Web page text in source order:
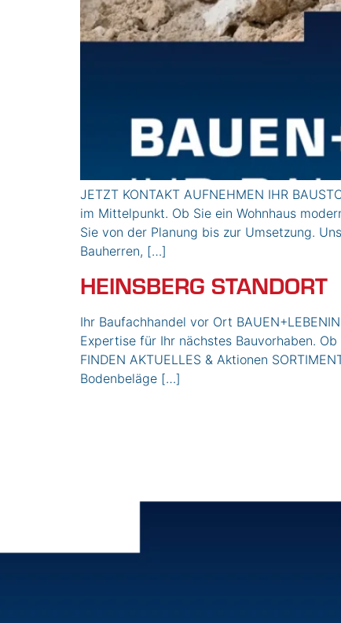
JETZT KONTAKT AUFNEHMEN IHR
im Mittelpunkt. Ob Sie ein Wohnhaus
Sie von der Planung bis zur Umsetzung.
Bauherren, […]
HEINSBERG STANDORT
Ihr Baufachhandel vor Ort
Expertise für Ihr nächstes Bauvorhaben.
FINDEN AKTUELLES & Aktionen
Bodenbeläge […]